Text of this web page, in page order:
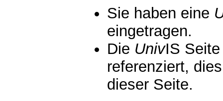
Sie haben eine
eingetragen.
Die UnivIS
referenziert,
dieser Seite.